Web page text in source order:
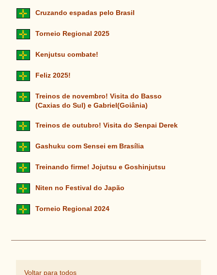
Cruzando espadas pelo Brasil
Torneio Regional 2025
Kenjutsu combate!
Feliz 2025!
Treinos de novembro! Visita do Basso
(Caxias do Sul) e Gabriel(Goiânia)
Treinos de outubro! Visita do Senpai Derek
Gashuku com Sensei em Brasília
Treinando firme! Jojutsu e Goshinjutsu
Niten no Festival do Japão
Torneio Regional 2024
Voltar para todos